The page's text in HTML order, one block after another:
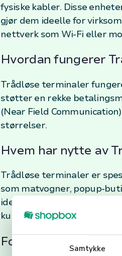
Samtykke
fysiske kabler. Disse
gjør dem ideelle for
nettverk som Wi-Fi eller
Hvordan fungerer
Trådløse terminaler
støtter en rekke
(Near Field
størrelser.
Hvem har nytte av
Trådløse terminaler er
som matvogner, popup-
ideelle for restauranter og
kundeopplevelsen ved å
Fordelene med